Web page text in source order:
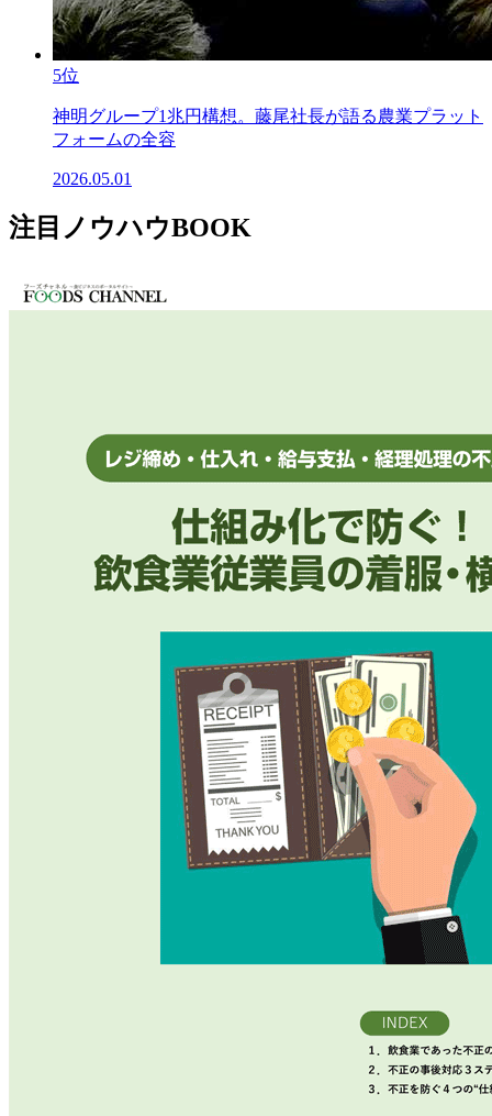
5位
神明グループ1兆円構想。藤尾社長が語る農業プラット
フォームの全容
2026.05.01
注目ノウハウBOOK